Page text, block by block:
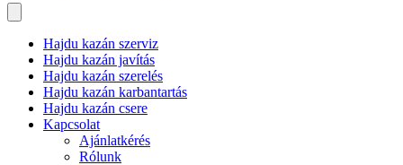
Hajdu kazán szerviz
Hajdu kazán javítás
Hajdu kazán szerelés
Hajdu kazán karbantartás
Hajdu kazán csere
Kapcsolat
Ajánlatkérés
Rólunk